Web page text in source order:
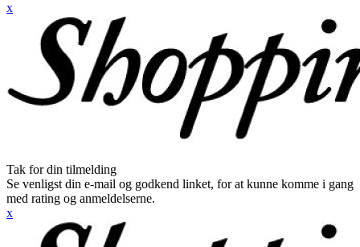
x
Tak for din tilmelding
Se venligst din e-mail og godkend linket, for at kunne komme i gang
med rating og anmeldelserne.
x